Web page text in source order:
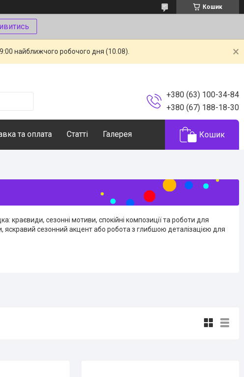
Кошик
найближчого робочого дня (10.08).
+380 (63) 100-34-84
+380 (67) 188-18-30
та оплата Статті Галерея Кошик
сезонні мотиви, спокійні композиції та роботи для
яскравий сезонний акцент або робота з глибшою деталізацією для